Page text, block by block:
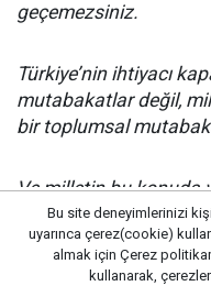
geçemezsiniz.
Türkiye’nin ihtiyacı
mutabakatlar değil,
bir toplumsal
Ve milletin bu konuda
da gerekli demokratik
biçimde, millet
altında hayata
Bu site deneyimlerinizi
uyarınca çerez(cookie)
almak için Çerez
kullanarak,